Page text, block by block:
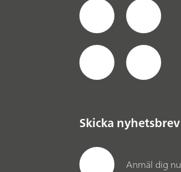
Skicka nyhetsbrev
Anmäl dig nu